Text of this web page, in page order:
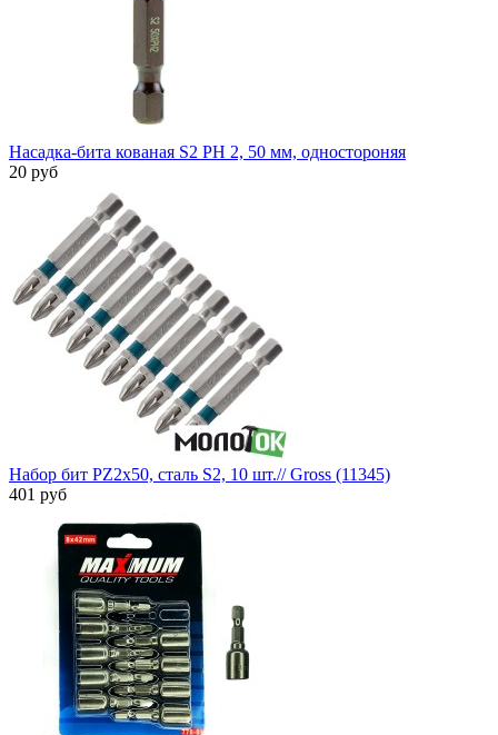
Насадка-бита кованая S2 PH 2, 50 мм, одностороняя
20 руб
Набор бит PZ2х50, сталь S2, 10 шт.// Gross (11345)
401 руб